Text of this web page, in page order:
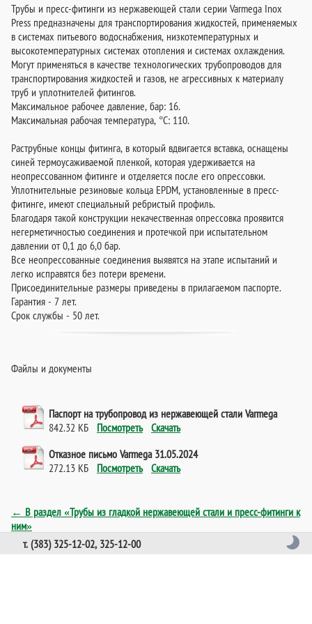
Трубы и пресс-фитинги из нержавеющей стали серии Varmega Inox
Press предназначены для транспортирования жидкостей, применяемых
в системах питьевого водоснабжения, низкотемпературных и
высокотемпературных системах отопления и системах охлаждения.
Могут применяться в качестве технологических трубопроводов для
транспортирования жидкостей и газов, не агрессивных к материалу
труб и уплотнителей фитингов.
Максимальное рабочее давление, бар: 16.
Максимальная рабочая температура, °C: 110.
Раструбные концы фитинга, в который вдвигается вставка, оснащены
синей термоусаживаемой пленкой, которая удерживается на
неопрессованном фитинге и отделяется после его опрессовки.
Уплотнительные резиновые кольца EPDM, установленные в пресс-
фитинге, имеют специальный ребристый профиль.
Благодаря такой конструкции некачественная опрессовка проявится
негерметичностью соединения и протечкой при испытательном
давлении от 0,1 до 6,0 бар.
Все неопрессованные соединения выявятся на этапе испытаний и
легко исправятся без потери времени.
Присоединительные размеры приведены в прилагаемом паспорте.
Гарантия - 7 лет.
Срок службы - 50 лет.
Файлы и документы
Паспорт на трубопровод из нержавеющей стали Varmega
842.32 КБ Посмотреть Скачать
Отказное письмо Varmega 31.05.2024
272.13 КБ Посмотреть Скачать
← В раздел «Трубы из гладкой нержавеющей стали и пресс-фитинги к
ним»
т. (383) 325-12-02, 325-12-00